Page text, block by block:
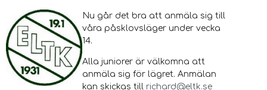
Nu går det bra att anmäla sig till
våra påsklovsläger under vecka
14.
Alla juniorer är välkomna att
anmäla sig för lägret. Anmälan
kan skickas till richard@eltk.se